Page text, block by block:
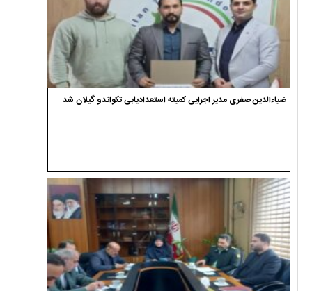
ضیاءالدین صفری مدیر اجرایی کمیته استعدادیابی تکواندو گیلان شد